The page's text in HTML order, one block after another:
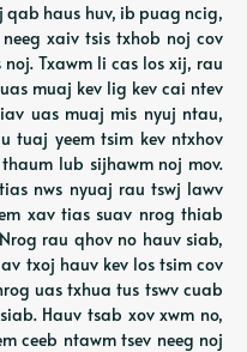
qab haus huv, ib puag ncig,
xaiv tsis txhob noj cov
Txawm li cas los xij, rau
muaj kev lig kev cai ntev
uas muaj mis nyuj ntau,
tuaj yeem tsim kev ntxhov
lub sijhawm noj mov.
nws nyuaj rau tswj lawv
xav tias suav nrog thiab
rau qhov no hauv siab,
txoj hauv kev los tsim cov
uas txhua tus tswv cuab
Hauv tsab xov xwm no,
ceeb ntawm tsev neeg noj